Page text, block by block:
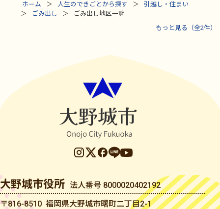
ホーム
人生のできごとから探す
引越し・住まい
ごみ出し
ごみ出し地区一覧
もっと見る（全2件）
大野城市役所 法人番号 8000020402192
〒816-8510 福岡県大野城市曙町二丁目2-1